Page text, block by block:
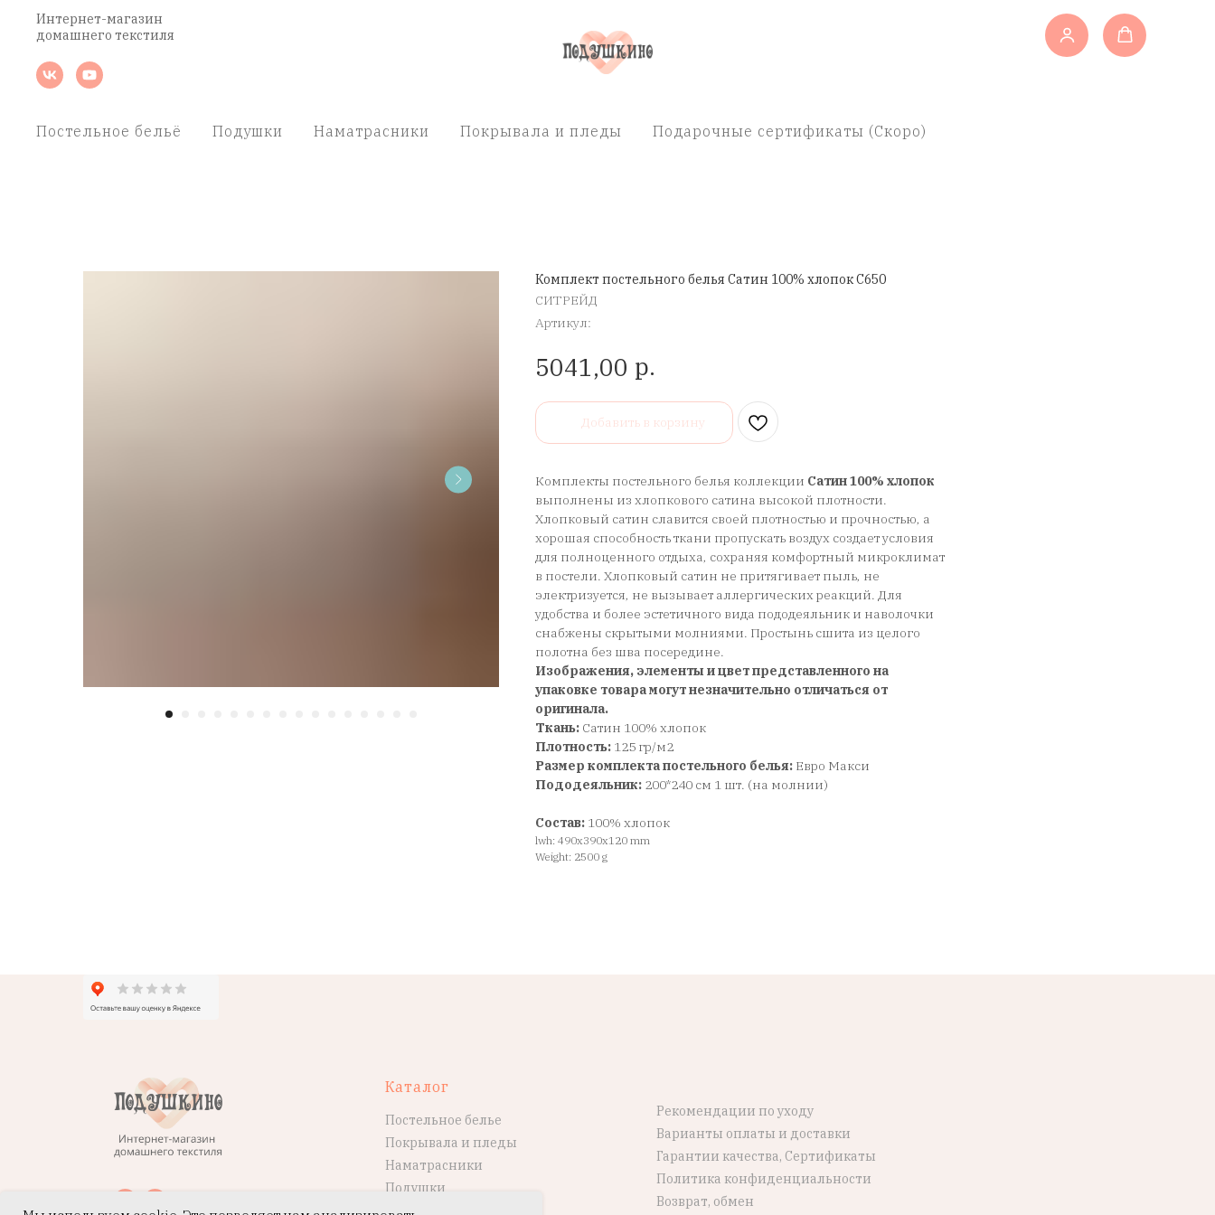
Интернет-магазин
домашнего текстиля
Постельное бельё Подушки Наматрасники Покрывала и пледы Подарочные сертификаты (Скоро)
Комплект постельного белья Сатин 100% хлопок C650
СИТРЕЙД
Артикул:
5041,00 р.
Добавить в корзину
Комплекты постельного белья коллекции Сатин 100% хлопок
выполнены из хлопкового сатина высокой плотности.
Хлопковый сатин славится своей плотностью и прочностью, а
хорошая способность ткани пропускать воздух создает условия
для полноценного отдыха, сохраняя комфортный микроклимат
в постели. Хлопковый сатин не притягивает пыль, не
электризуется, не вызывает аллергических реакций. Для
удобства и более эстетичного вида пододеяльник и наволочки
снабжены скрытыми молниями. Простынь сшита из целого
полотна без шва посередине.
Изображения, элементы и цвет представленного на
упаковке товара могут незначительно отличаться от
оригинала.
Ткань: Сатин 100% хлопок
Плотность: 125 гр/м2
Размер комплекта постельного белья: Евро Макси
Пододеяльник: 200*240 см 1 шт. (на молнии)
Состав: 100% хлопок
lwh: 490x390x120 mm
Weight: 2500 g
Каталог
Постельное белье
Покрывала и пледы
Наматрасники
Подушки
Рекомендации по уходу
Варианты оплаты и доставки
Гарантии качества, Сертификаты
Политика конфиденциальности
Возврат, обмен